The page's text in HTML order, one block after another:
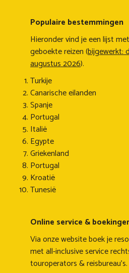
Populaire bestemmingen
Hieronder vind je een lijst
geboekte reizen (bijgewerkt:
augustus 2026).
Turkije
Canarische eilanden
Spanje
Portugal
Italië
Egypte
Griekenland
Portugal
Kroatië
Tunesië
Online service &
Via onze website boek je
met all-inclusive service
touroperators & reisbureau's.